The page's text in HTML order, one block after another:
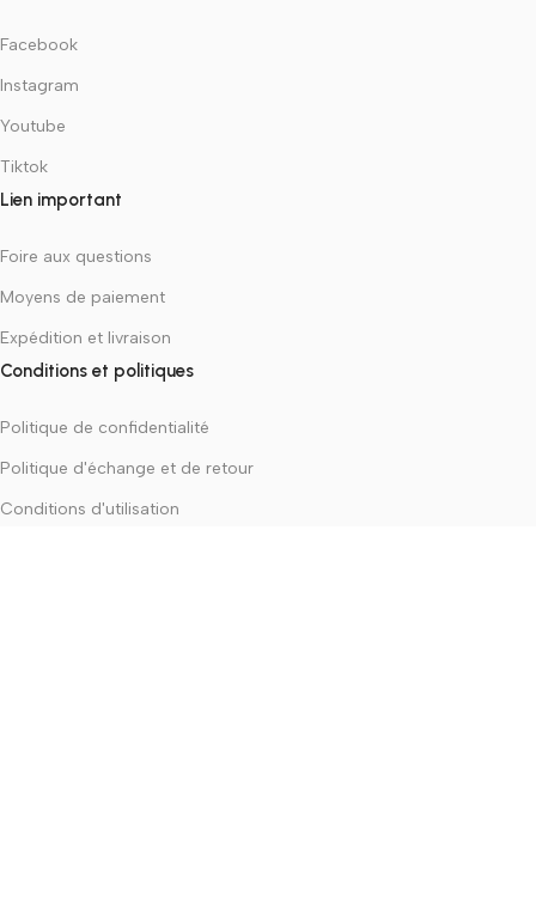
Facebook
Instagram
Youtube
Tiktok
Lien important
Foire aux questions
Moyens de paiement
Expédition et livraison
Conditions et politiques
Politique de confidentialité
Politique d'échange et de retour
Conditions d'utilisation